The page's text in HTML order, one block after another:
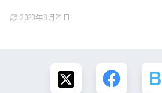
2023年8月21日